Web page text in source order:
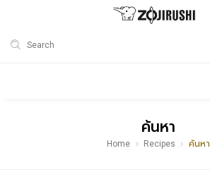
Search
ค้นหา
Home Recipes ค้นหา